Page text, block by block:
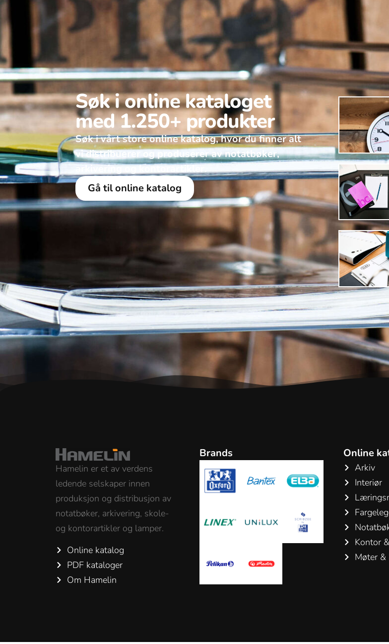
Søk i online kataloget
med 1.250+ produkter
Søk i vårt store online katalog, hvor du finner alt
vi distribuerer og produserer av notatbøker,
arkivering og kontorartikler.
Gå til online katalog
Hamelin er et av verdens
ledende selskaper innen
produksjon og distribusjon av
notatbøker, arkivering, skole-
og kontorartikler og lamper.
Online katalog
PDF kataloger
Om Hamelin
Brands Online
Arkiv
Interiør
Kontor
Møter &